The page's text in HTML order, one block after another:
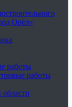
Орёл»
работы
работы